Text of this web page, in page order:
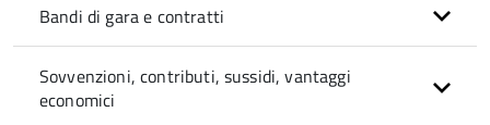
Bandi di gara e contratti
Sovvenzioni, contributi, sussidi, vantaggi
economici